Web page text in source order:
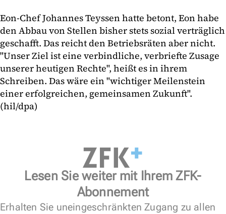
Eon-Chef Johannes Teyssen hatte betont, Eon habe
den Abbau von Stellen bisher stets sozial verträglich
geschafft. Das reicht den Betriebsräten aber nicht.
"Unser Ziel ist eine verbindliche, verbriefte Zusage
unserer heutigen Rechte", heißt es in ihrem
Schreiben. Das wäre ein "wichtiger Meilenstein
einer erfolgreichen, gemeinsamen Zukunft".
(hil/dpa)
Lesen Sie weiter mit Ihrem ZFK-
Abonnement
Erhalten Sie uneingeschränkten Zugang zu allen